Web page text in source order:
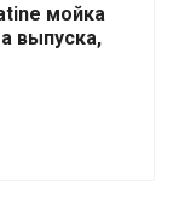
мойка
выпуска,